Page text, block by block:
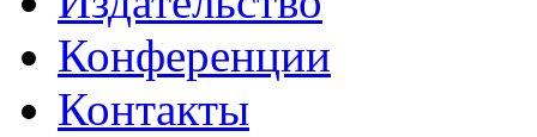
Конференции
Контакты